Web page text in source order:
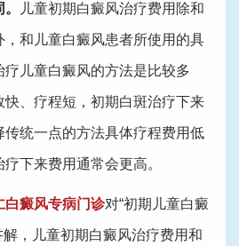
儿童初期白癜风治疗费用除和
，和儿童白癜风患者所使用的具
儿童白癜风的方法是比较多
快、疗程短，初期白斑治疗下来
传统一点的方法具体疗程费用低
下来费用通常会更高。
白癜风专病门诊对“初期儿童白癜
解，儿童初期白癜风治疗费用和